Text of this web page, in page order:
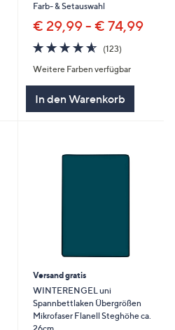
Farb- & Setauswahl
€ 29,99 - € 74,99
4.6
von
5
(123)123
Weitere Farben verfügbar
In den Warenkorb
Versand gratis
WINTERENGEL uni
Spannbettlaken Übergrößen
Mikrofaser Flanell Steghöhe ca.